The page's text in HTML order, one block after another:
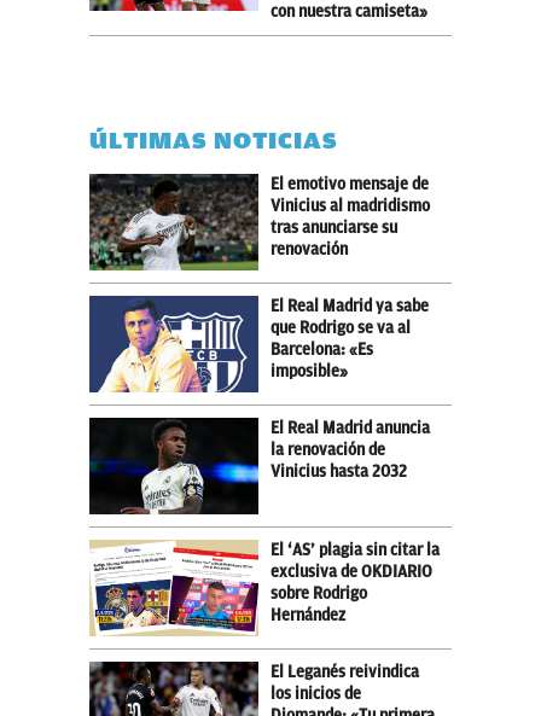
con nuestra camiseta»
ÚLTIMAS NOTICIAS
El emotivo mensaje de
Vinicius al madridismo
tras anunciarse su
renovación
El Real Madrid ya sabe
que Rodrigo se va al
Barcelona: «Es
imposible»
El Real Madrid anuncia
la renovación de
Vinicius hasta 2032
El ‘AS’ plagia sin citar la
exclusiva de OKDIARIO
sobre Rodrigo
Hernández
El Leganés reivindica
los inicios de